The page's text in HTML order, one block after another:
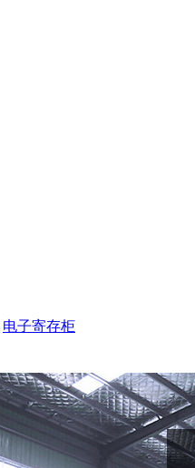
电子寄存柜